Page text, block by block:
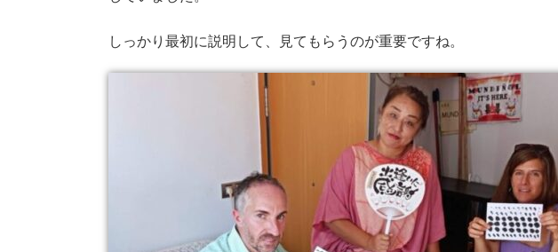
しっかり最初に説明して、見てもらうのが重要ですね。